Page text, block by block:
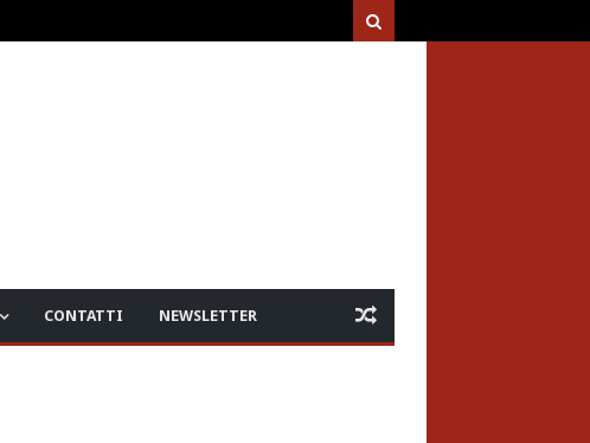
CONTATTI NEWSLETTER